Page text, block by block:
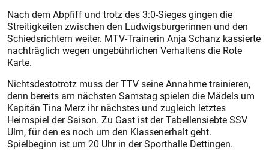
Nach dem Abpfiff und trotz des 3:0-Sieges gingen die
Streitigkeiten zwischen den Ludwigsburgerinnen und den
Schiedsrichtern weiter. MTV-Trainerin Anja Schanz kassierte
nachträglich wegen ungebührlichen Verhaltens die Rote
Karte.
Nichtsdestotrotz muss der TTV seine Annahme trainieren,
denn bereits am nächsten Samstag spielen die Mädels um
Kapitän Tina Merz ihr nächstes und zugleich letztes
Heimspiel der Saison. Zu Gast ist der Tabellensiebte SSV
Ulm, für den es noch um den Klassenerhalt geht.
Spielbeginn ist um 20 Uhr in der Sporthalle Dettingen.